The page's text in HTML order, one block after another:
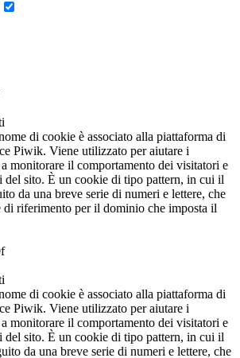
di cookie è associato alla piattaforma di
Piwik. Viene utilizzato per aiutare i
monitorare il comportamento dei visitatori e
del sito. È un cookie di tipo pattern, in cui il
da una breve serie di numeri e lettere, che
di riferimento per il dominio che imposta il
di cookie è associato alla piattaforma di
Piwik. Viene utilizzato per aiutare i
monitorare il comportamento dei visitatori e
del sito. È un cookie di tipo pattern, in cui il
da una breve serie di numeri e lettere, che